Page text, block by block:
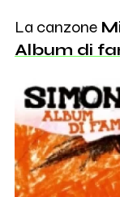
La canzone
Album di